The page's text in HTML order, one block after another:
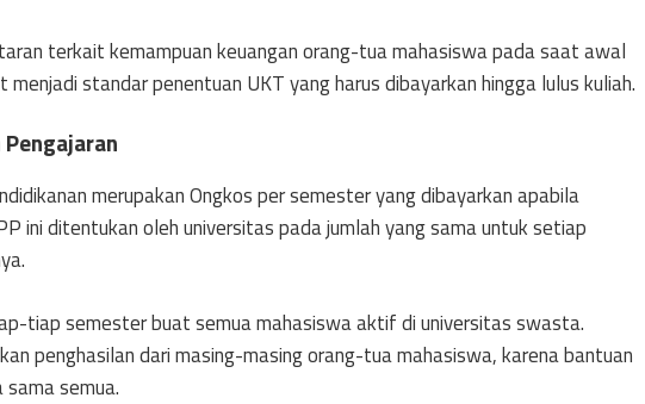
terkait kemampuan keuangan orang-tua mahasiswa pada saat awal
standar penentuan UKT yang harus dibayarkan hingga lulus kuliah.
merupakan Ongkos per semester yang dibayarkan apabila
ini ditentukan oleh universitas pada jumlah yang sama untuk setiap
tiap semester buat semua mahasiswa aktif di universitas swasta.
penghasilan dari masing-masing orang-tua mahasiswa, karena bantuan
sama semua.